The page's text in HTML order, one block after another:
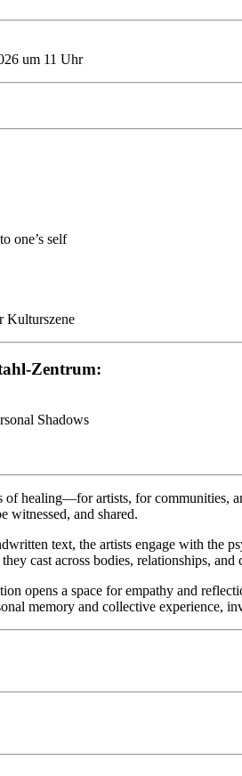
um 11 Uhr
one’s self
Kulturszene
Zentrum:
Shadows
healing—for artists, for communities,
witnessed, and shared.
text, the artists engage with the
cast across bodies, relationships, and
opens a space for empathy and
memory and collective experience,